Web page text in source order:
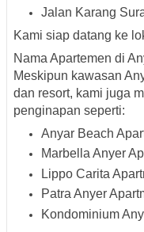
Jalan Karang
Kami siap datang ke
Nama Apartemen di
Meskipun kawasan
dan resort, kami juga
penginapan seperti:
Anyar Beach
Marbella Anyer
Lippo Carita
Patra Anyer
Kondominium